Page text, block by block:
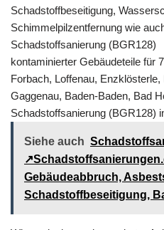
Schadstoffbeseitigung,
Schimmelpilzentfernung wie
Schadstoffsanierung (BGR128)
kontaminierter Gebäudeteile für
Forbach, Loffenau,
Gaggenau, Baden-Baden, Bad
Schadstoffsanierung (BGR128)
Siehe auch
Gebäudeabbruch,
Schadstoffbeseitigung,